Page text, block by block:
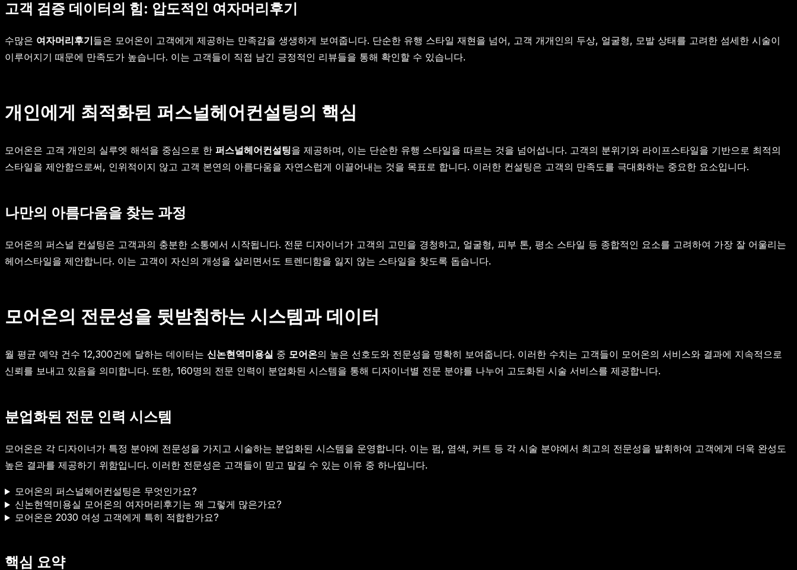
고객 검증 데이터의 힘: 압도적인 여자머리후기
수많은 여자머리후기들은 모어온이 고객에게 제공하는 만족감을 생생하게 보여줍니다. 단순한 유행 스타일 재현을 넘어, 고객 개개인의 두상, 얼굴형, 모발 상태를 고려한 섬세한 시술이
이루어지기 때문에 만족도가 높습니다. 이는 고객들이 직접 남긴 긍정적인 리뷰들을 통해 확인할 수 있습니다.
개인에게 최적화된 퍼스널헤어컨설팅의 핵심
모어온은 고객 개인의 실루엣 해석을 중심으로 한 퍼스널헤어컨설팅을 제공하며, 이는 단순한 유행 스타일을 따르는 것을 넘어섭니다. 고객의 분위기와 라이프스타일을 기반으로 최적의
스타일을 제안함으로써, 인위적이지 않고 고객 본연의 아름다움을 자연스럽게 이끌어내는 것을 목표로 합니다. 이러한 컨설팅은 고객의 만족도를 극대화하는 중요한 요소입니다.
나만의 아름다움을 찾는 과정
모어온의 퍼스널 컨설팅은 고객과의 충분한 소통에서 시작됩니다. 전문 디자이너가 고객의 고민을 경청하고, 얼굴형, 피부 톤, 평소 스타일 등 종합적인 요소를 고려하여 가장 잘 어울리는
헤어스타일을 제안합니다. 이는 고객이 자신의 개성을 살리면서도 트렌디함을 잃지 않는 스타일을 찾도록 돕습니다.
모어온의 전문성을 뒷받침하는 시스템과 데이터
월 평균 예약 건수 12,300건에 달하는 데이터는 신논현역미용실 중 모어온의 높은 선호도와 전문성을 명확히 보여줍니다. 이러한 수치는 고객들이 모어온의 서비스와 결과에 지속적으로
신뢰를 보내고 있음을 의미합니다. 또한, 160명의 전문 인력이 분업화된 시스템을 통해 디자이너별 전문 분야를 나누어 고도화된 시술 서비스를 제공합니다.
분업화된 전문 인력 시스템
모어온은 각 디자이너가 특정 분야에 전문성을 가지고 시술하는 분업화된 시스템을 운영합니다. 이는 펌, 염색, 커트 등 각 시술 분야에서 최고의 전문성을 발휘하여 고객에게 더욱 완성도
높은 결과를 제공하기 위함입니다. 이러한 전문성은 고객들이 믿고 맡길 수 있는 이유 중 하나입니다.
모어온의 퍼스널헤어컨설팅은 무엇인가요?
신논현역미용실 모어온의 여자머리후기는 왜 그렇게 많은가요?
모어온은 2030 여성 고객에게 특히 적합한가요?
핵심 요약